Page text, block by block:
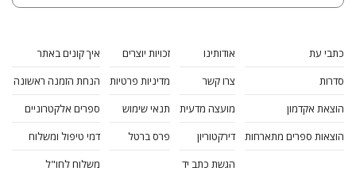
כתבי עת
סדרות
הוצאת אקדמון
הוצאות ספרים מתארחות
אודותינו
צרו קשר
מועצה מדעית
דירקטוריון
הגשת כתב יד
זכויות יוצרים
מדיניות פרטיות
תנאי שימוש
פרס ברטל
איך קונים באתר
הנחת הזמנה ראשונה
ספרים אלקטרוניים
דמי טיפול ומשלוח
משלוח לחו"ל